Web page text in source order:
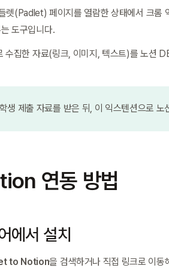
렛(Padlet) 페이지를 열람한 상태에서 크롬
도구입니다.
수집한 자료(링크, 이미지, 텍스트)를 노션
생 제출 자료를 받은 뒤, 이 익스텐션으로
연동 방법
에서 설치
to Notion을 검색하거나 직접 링크로 이동